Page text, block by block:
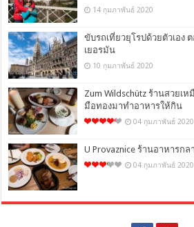
14 กุมภาพันธ์ 2020
ขับรถเที่ยวยุโรปด้วยตัวเอง
เยอรมัน
10 กุมภาพันธ์ 2020
Zum Wildschütz ร้านสวยเ
มือทองมาทำอาหารให้กิน
04 กุมภาพันธ์ 2020
U Provaznice ร้านอาหารกล
04 กุมภาพันธ์ 2020